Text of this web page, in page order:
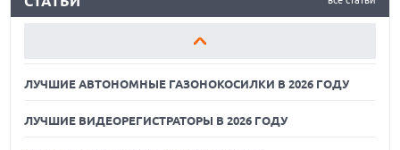
КАК БЕЗОПАСНО КУПИТЬ Б/У СМАРТФОН
ЛУЧШИЕ АВТОНОМНЫЕ ГАЗОНОКОСИЛКИ В 2026 ГОДУ
ЛУЧШИЕ ВИДЕОРЕГИСТРАТОРЫ В 2026 ГОДУ